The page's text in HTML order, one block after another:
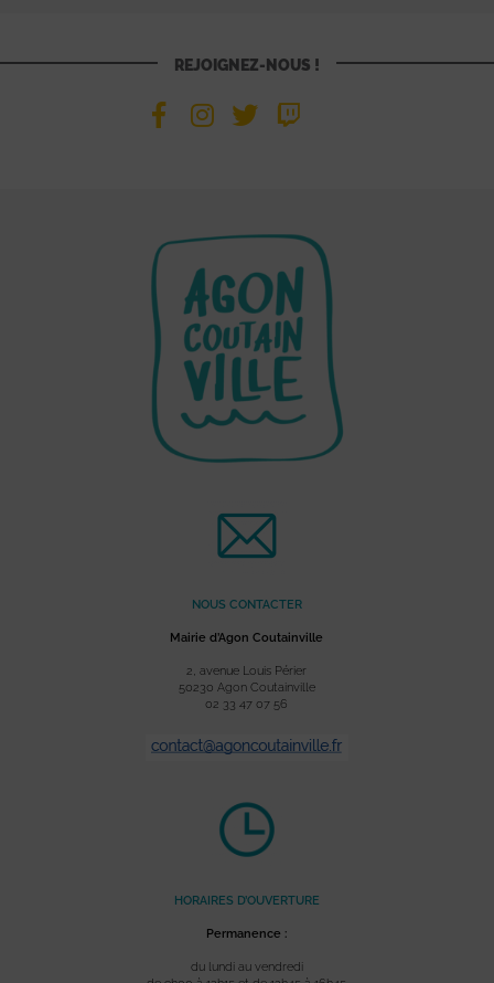
REJOIGNEZ-NOUS !
NOUS CONTACTER
Mairie d’Agon Coutainville
2, avenue Louis Périer
50230 Agon Coutainville
02 33 47 07 56
HORAIRES D’OUVERTURE
Permanence :
du lundi au vendredi